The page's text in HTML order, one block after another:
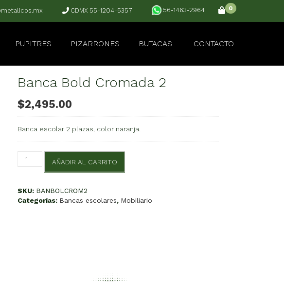
CDMX 55-1204-5357 56-1463-2964 0
PUPITRES PIZARRONES BUTACAS CONTACTO
Banca Bold Cromada 2
$2,495.00
Banca escolar 2 plazas, color naranja.
Banca
Cromada
cantidad
AÑADIR AL CARRITO
SKU: BANBOLCROM2
Categorías: Bancas escolares, Mobiliario